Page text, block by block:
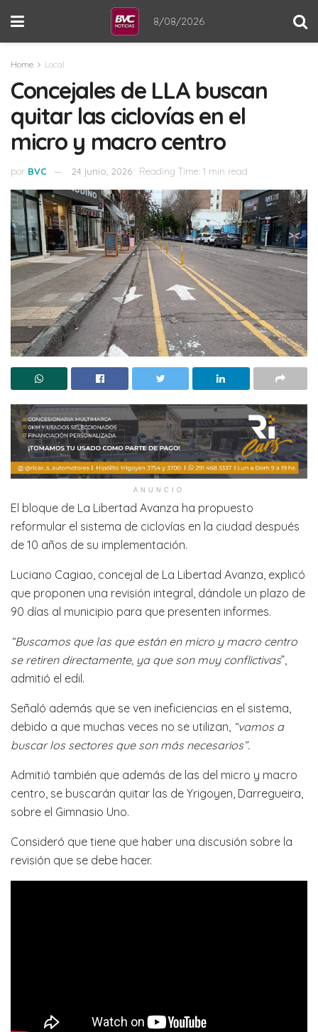
8/08/2026
Home Local
Concejales de LLA buscan
quitar las ciclovías en el
micro y macro centro
por BVC 24 junio, 2026 Reading Time: 1 min read
ANUNCIO
El bloque de La Libertad Avanza ha propuesto
reformular el sistema de ciclovías en la ciudad después
de 10 años de su implementación.
Luciano Cagiao, concejal de La Libertad Avanza, explicó
que proponen una revisión integral, dándole un plazo de
90 días al municipio para que presenten informes.
“Buscamos que las que están en micro y macro centro
se retiren directamente, ya que son muy conflictivas”,
admitió el edil.
Señaló además que se ven ineficiencias en el sistema,
debido a que muchas veces no se utilizan, “vamos a
buscar los sectores que son más necesarios”.
Admitió también que además de las del micro y macro
centro, se buscarán quitar las de Yrigoyen, Darregueira,
sobre el Gimnasio Uno.
Consideró que tiene que haber una discusión sobre la
revisión que se debe hacer.